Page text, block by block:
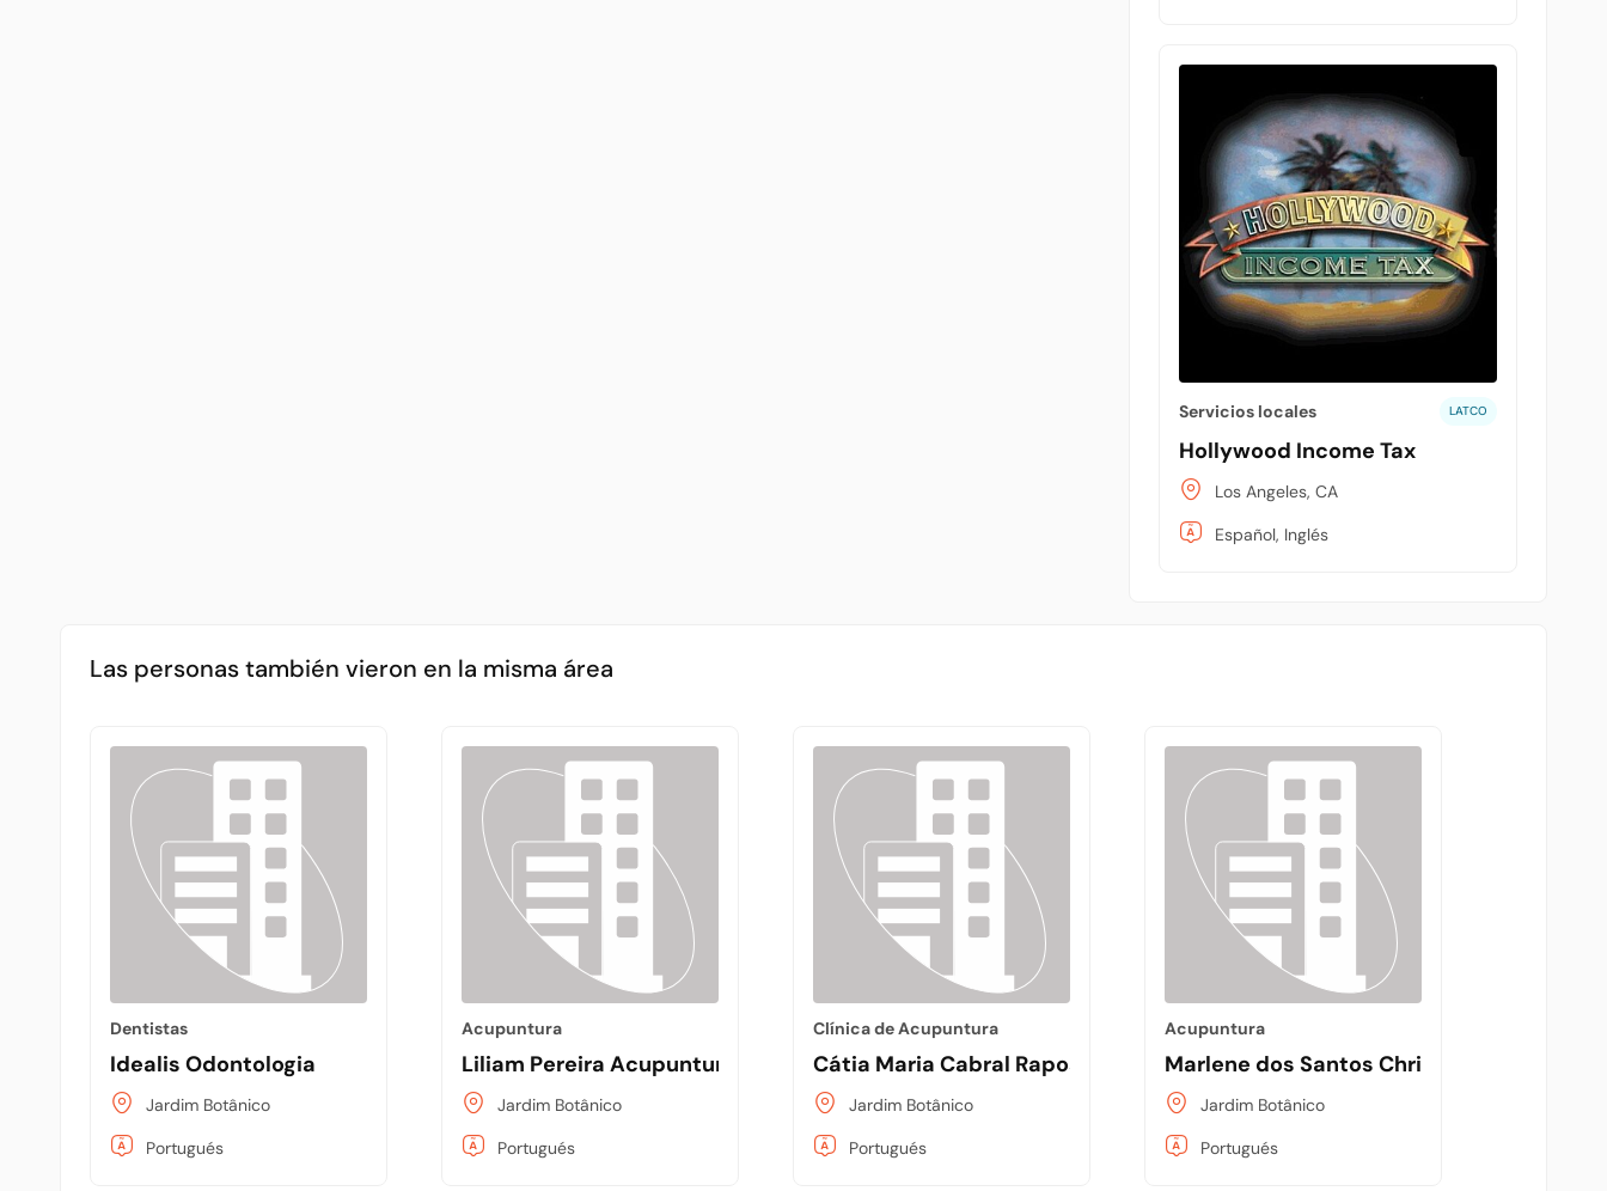
Servicios locales LATCO
Hollywood Income Tax
Los Angeles, CA
Español, Inglés
Las personas también vieron en la misma área
Dentistas
Idealis Odontologia
Jardim Botânico
Portugués
Acupuntura
Liliam Pereira Acupuntura na Fertilidade e na Gestação
Jardim Botânico
Portugués
Clínica de Acupuntura
Cátia Maria Cabral Raposo
Jardim Botânico
Portugués
Acupuntura
Marlene dos Santos Christani
Jardim Botânico
Portugués